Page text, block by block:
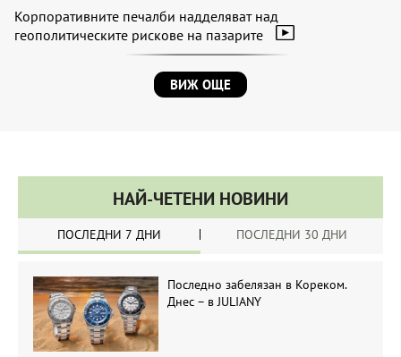
Корпоративните печалби надделяват над
геополитическите рискове на пазарите
ВИЖ ОЩЕ
НАЙ-ЧЕТЕНИ НОВИНИ
ПОСЛЕДНИ 7 ДНИ ПОСЛЕДНИ 30 ДНИ
Последно забелязан в Кореком.
Днес – в JULIANY